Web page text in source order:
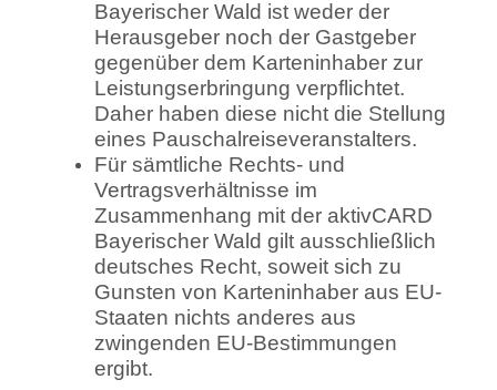
Bayerischer Wald ist weder der
Herausgeber noch der Gastgeber
gegenüber dem Karteninhaber zur
Leistungserbringung verpflichtet.
Daher haben diese nicht die Stellung
eines Pauschalreiseveranstalters.
Für sämtliche Rechts- und
Vertragsverhältnisse im
Zusammenhang mit der aktivCARD
Bayerischer Wald gilt ausschließlich
deutsches Recht, soweit sich zu
Gunsten von Karteninhaber aus EU-
Staaten nichts anderes aus
zwingenden EU-Bestimmungen
ergibt.